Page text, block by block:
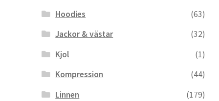
Hoodies
(63)
Jackor & västar
(32)
Kjol
(1)
Kompression
(44)
Linnen
(179)